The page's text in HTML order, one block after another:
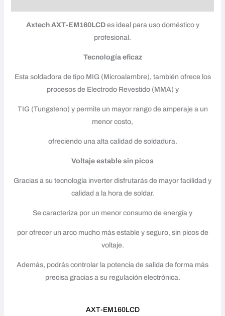
Axtech AXT-EM160LCDes ideal para uso doméstico y
profesional.
Tecnología eficaz
Esta soldadora de tipo MIG (Microalambre), también ofrece los
procesos de Electrodo Revestido (MMA) y
TIG (Tungsteno) y permite un mayor rango de amperaje a un
menor costo,
ofreciendo una alta calidad de soldadura.
Voltaje estable sin picos
Gracias a su tecnología inverter disfrutarás de mayor facilidad y
calidad a la hora de soldar.
Se caracteriza por un menor consumo de energía y
por ofrecer un arco mucho más estable y seguro, sin picos de
voltaje.
Además, podrás controlar la potencia de salida de forma más
precisa gracias a su regulación electrónica.
AXT-EM160LCD